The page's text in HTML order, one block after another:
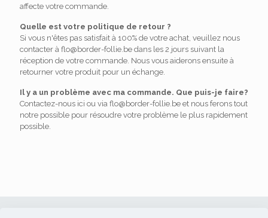
affecte votre commande.
Quelle est votre politique de retour ?
Si vous n'êtes pas satisfait à 100% de votre achat, veuillez nous
contacter à flo@border-follie.be dans les 2 jours suivant la
réception de votre commande. Nous vous aiderons ensuite à
retourner votre produit pour un échange.
Il y a un problème avec ma commande. Que puis-je faire?
Contactez-nous ici ou via flo@border-follie.be et nous ferons tout
notre possible pour résoudre votre problème le plus rapidement
possible.